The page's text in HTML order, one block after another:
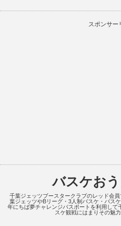
スポンサー
バスケおう
千葉ジェッツブースタークラブのレッド会
葉ジェッツやBリーグ・3人制バスケ・バス
年にちば夢チャレンジパスポートを利用し
スケ観戦にはまりその魅